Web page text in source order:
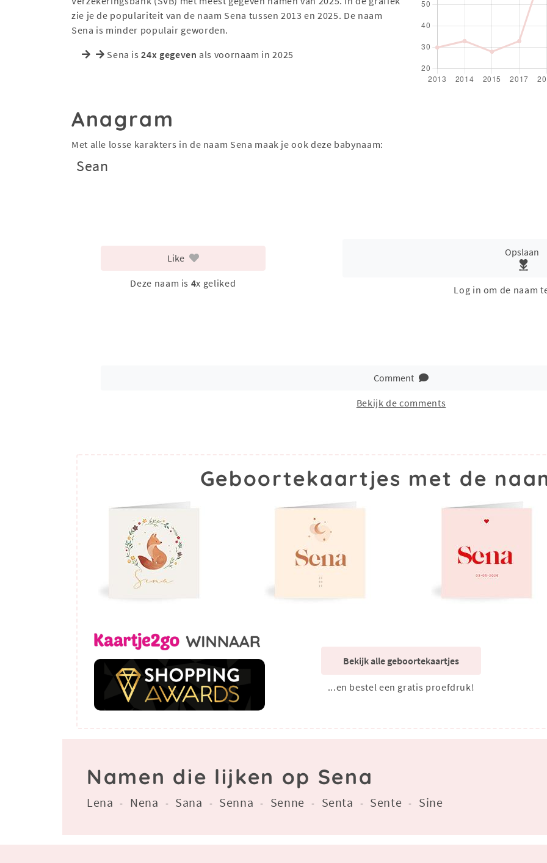
zie je de populariteit van de naam Sena tussen 2013 en 2025. De naam
Sena is minder populair geworden.
Sena is24x gegeven als voornaam in 2025
Anagram
Met alle losse karakters in de naam Sena maak je ook deze babynaam:
Sean
Like
Deze naam is 4x geliked
Opslaan
Log in om de naam
Comment
Bekijk de comments
Geboortekaartjes met de
Bekijk alle geboortekaartjes
...en bestel een gratis proefdruk!
Namen die lijken op Sena
Lena - Nena - Sana - Senna - Senne - Senta - Sente - Sine